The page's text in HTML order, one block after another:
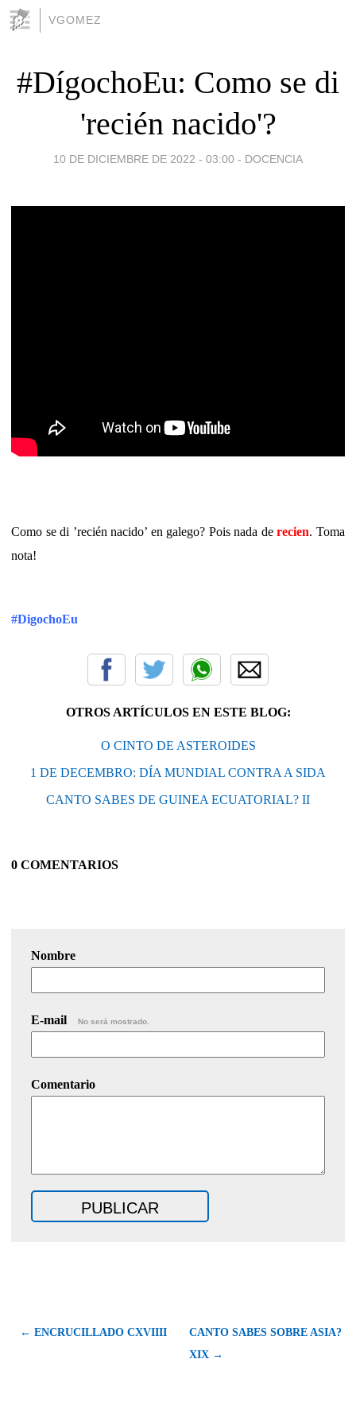
VGOMEZ
#DígochoEu: Como se di
'recién nacido'?
10 DE DICIEMBRE DE 2022 - 03:00 - DOCENCIA
Como se di ’recién nacido’ en galego? Pois nada derecien. Toma
nota!
#DigochoEu
OTROS ARTÍCULOS EN ESTE BLOG:
O CINTO DE ASTEROIDES
1 DE DECEMBRO: DÍA MUNDIAL CONTRA A SIDA
CANTO SABES DE GUINEA ECUATORIAL? II
0 COMENTARIOS
Nombre
E-mail No será mostrado.
Comentario
← ENCRUCILLADO CXVIIII
CANTO SABES SOBRE ASIA?
XIX →